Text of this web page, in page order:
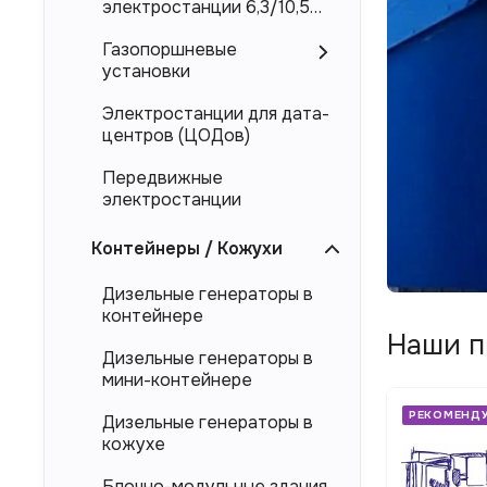
электростанции 6,3/10,5
Газопоршневые
установки
Электростанции для дата-
центров (ЦОДов)
Передвижные
электростанции
Контейнеры / Кожухи
Дизельные генераторы в
контейнере
Дизельные генераторы в
мини-контейнере
Дизельные генераторы в
кожухе
и
Наши